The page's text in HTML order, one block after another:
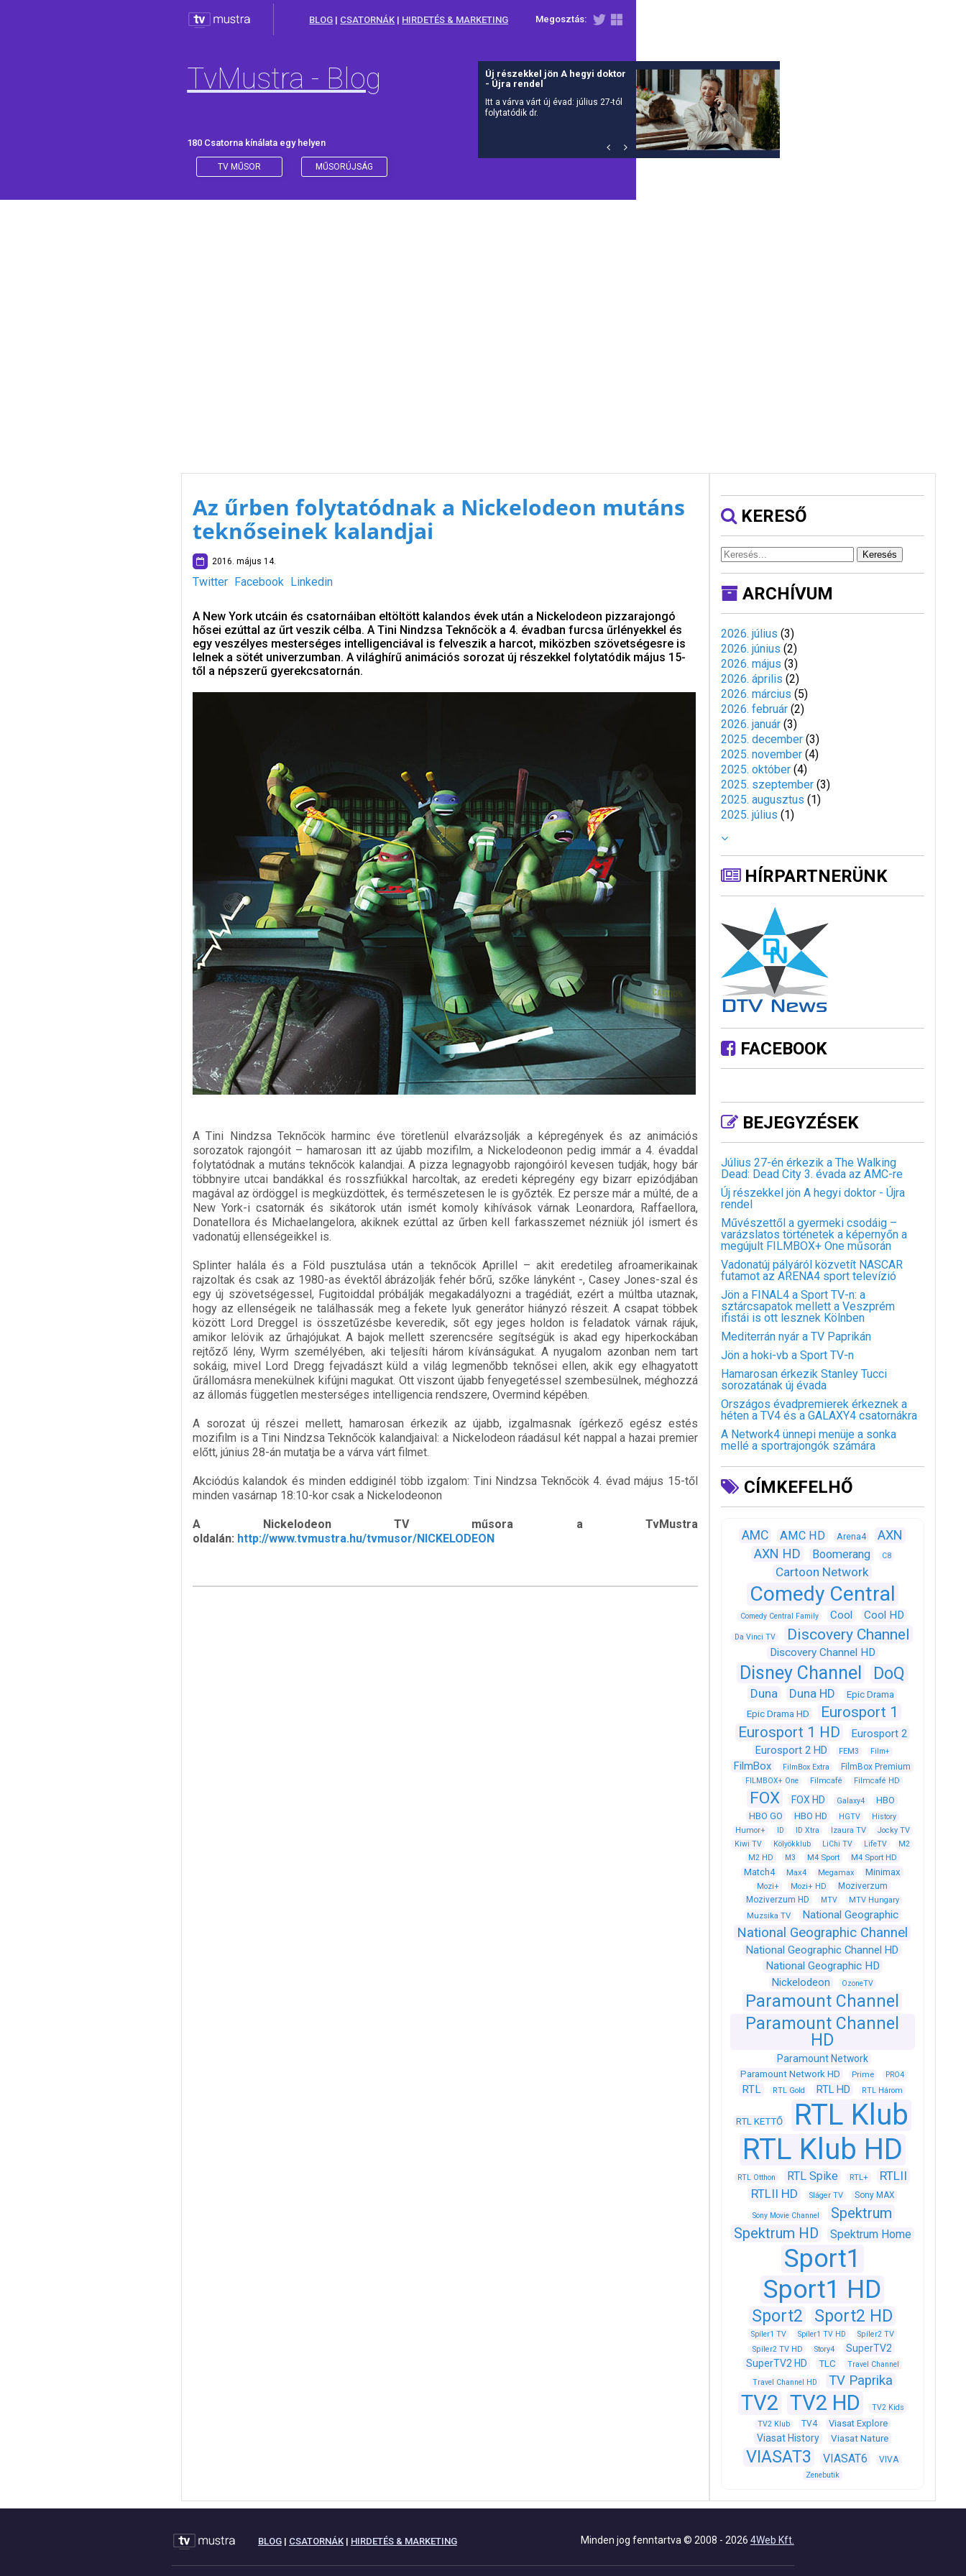
Megosztás:
BLOG | CSATORNÁK | HIRDETÉS & MARKETING
TvMustra - Blog
180 Csatorna kínálata egy helyen
TV MŰSOR MŰSORÚJSÁG
Új részekkel jön A hegyi doktor
- Újra rendel
Itt a várva várt új évad: július 27-tól
folytatódik dr.
Az űrben folytatódnak a Nickelodeon mutáns
teknőseinek kalandjai
2016. május 14.
Twitter Facebook Linkedin
A New York utcáin és csatornáiban eltöltött kalandos évek után a Nickelodeon pizzarajongó
hősei ezúttal az űrt veszik célba. A Tini Nindzsa Teknőcök a 4. évadban furcsa űrlényekkel és
egy veszélyes mesterséges intelligenciával is felveszik a harcot, miközben szövetségesre is
lelnek a sötét univerzumban. A világhírű animációs sorozat új részekkel folytatódik május 15-
től a népszerű gyerekcsatornán.
A Tini Nindzsa Teknőcök harminc éve töretlenül elvarázsolják a képregények és az animációs
sorozatok rajongóit – hamarosan itt az újabb mozifilm, a Nickelodeonon pedig immár a 4. évaddal
folytatódnak a mutáns teknőcök kalandjai. A pizza legnagyobb rajongóiról kevesen tudják, hogy bár
többnyire utcai bandákkal és rosszfiúkkal harcoltak, az eredeti képregény egy bizarr epizódjában
magával az ördöggel is megküzdöttek, és természetesen le is győzték. Ez persze már a múlté, de a
New York-i csatornák és sikátorok után ismét komoly kihívások várnak Leonardora, Raffaellora,
Donatellora és Michaelangelora, akiknek ezúttal az űrben kell farkasszemet nézniük jól ismert és
vadonatúj ellenségeikkel is.
Splinter halála és a Föld pusztulása után a teknőcök Aprillel – akit eredetileg afroamerikainak
rajzoltak és csak az 1980-as évektől ábrázolják fehér bőrű, szőke lányként -, Casey Jones-szal és
egy új szövetségessel, Fugitoiddal próbálják megakadályozni a tragédiát, ezért a múltba utaznak,
hogy az ellenségeik ne találhassák meg a fekete lyuk generátor hiányzó részeit. A csapat többek
között Lord Dreggel is összetűzésbe keveredik, sőt egy jeges holdon is feladatok várnak rájuk,
amikor lelövik az űrhajójukat. A bajok mellett szerencsére segítségük is akad egy hiperkockában
rejtőző lény, Wyrm személyében, aki teljesíti három kívánságukat. A nyugalom azonban nem tart
sokáig, mivel Lord Dregg fejvadászt küld a világ legmenőbb teknősei ellen, akik egy elhagyatott
űrállomásra menekülnek kifújni magukat. Ott viszont újabb fenyegetéssel szembesülnek, méghozzá
az állomás független mesterséges intelligencia rendszere, Overmind képében.
A sorozat új részei mellett, hamarosan érkezik az újabb, izgalmasnak ígérkező egész estés
mozifilm is a Tini Nindzsa Teknőcök kalandjaival: a Nickelodeon ráadásul két nappal a hazai premier
előtt, június 28-án mutatja be a várva várt filmet.
Akciódús kalandok és minden eddiginél több izgalom: Tini Nindzsa Teknőcök 4. évad május 15-től
minden vasárnap 18:10-kor csak a Nickelodeonon
A Nickelodeon TV műsora a TvMustra
oldalán: http://www.tvmustra.hu/tvmusor/NICKELODEON
KERESŐ
Keresés
ARCHÍVUM
2026. július (3)
2026. június (2)
2026. május (3)
2026. április (2)
2026. március (5)
2026. február (2)
2026. január (3)
2025. december (3)
2025. november (4)
2025. október (4)
2025. szeptember (3)
2025. augusztus (1)
2025. július (1)
HÍRPARTNERÜNK
FACEBOOK
BEJEGYZÉSEK
Július 27-én érkezik a The Walking
Dead: Dead City 3. évada az AMC-re
Új részekkel jön A hegyi doktor - Újra
rendel
Művészettől a gyermeki csodáig –
varázslatos történetek a képernyőn a
megújult FILMBOX+ One műsorán
Vadonatúj pályáról közvetít NASCAR
futamot az ARENA4 sport televízió
Jön a FINAL4 a Sport TV-n: a
sztárcsapatok mellett a Veszprém
ifistái is ott lesznek Kölnben
Mediterrán nyár a TV Paprikán
Jön a hoki-vb a Sport TV-n
Hamarosan érkezik Stanley Tucci
sorozatának új évada
Országos évadpremierek érkeznek a
héten a TV4 és a GALAXY4 csatornákra
A Network4 ünnepi menüje a sonka
mellé a sportrajongók számára
CÍMKEFELHŐ
AMC AMC HD Arena4
AXN
AXN HD
Boomerang C8
Cartoon Network
Comedy Central
Comedy Central Family Cool Cool HD
Da Vinci TV Discovery Channel
Discovery Channel HD
Disney Channel DoQ
Duna Duna HD
Epic Drama
Epic Drama HD
Eurosport 1
Eurosport 1 HD
Eurosport 2
Eurosport 2 HD
FEM3 Film+
FilmBox FilmBox Extra FilmBox Premium
FILMBOX+ One Filmcafé Filmcafé HD
FOX FOX HD Galaxy4
HBO
HBO GO
HBO HD HGTV
History
Humor+
ID ID Xtra Izaura TV
Jocky TV
Kiwi TV
Kölyökklub LiChi TV LifeTV
M2
M2 HD
M3 M4 Sport M4 Sport HD
Match4 Max4 Megamax Minimax
Mozi+ Mozi+ HD
Moziverzum
Moziverzum HD
MTV MTV Hungary
Muzsika TV National Geographic
National Geographic Channel
National Geographic Channel HD
National Geographic HD
Nickelodeon
OzoneTV
Paramount Channel
Paramount Channel
HD
Paramount Network
Paramount Network HD Prime PRO4
RTL RTL Gold RTL HD RTL Három
RTL KETTŐ
RTL Klub
RTL Klub HD
RTL Otthon RTL Spike RTL+
RTLII
RTLII HD
Sláger TV Sony MAX
Sony Movie Channel
Spektrum
Spektrum HD
Spektrum Home
Sport1
Sport1 HD
Sport2 Sport2 HD
Spíler1 TV Spíler1 TV HD
Spíler2 TV
Spíler2 TV HD
Story4
SuperTV2
SuperTV2 HD
TLC
Travel Channel
Travel Channel HD
TV Paprika
TV2 TV2 HD
TV2 Kids
TV2 Klub
TV4 Viasat Explore
Viasat History Viasat Nature
VIASAT3 VIASAT6 VIVA
Zenebutik
BLOG| CSATORNÁK| HIRDETÉS & MARKETING Minden jog fenntartva © 2008 - 2026 4Web Kft.